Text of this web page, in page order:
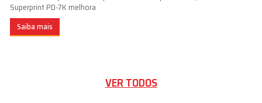
Superprint PD-7K melhora
Saiba mais
VER TODOS